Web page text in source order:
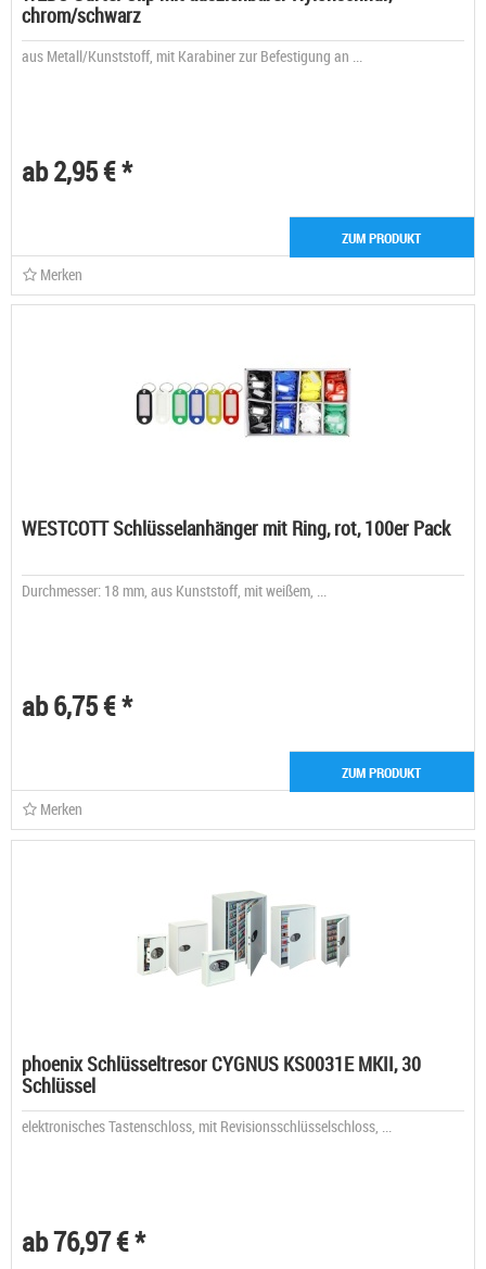
chrom/schwarz
aus Metall/Kunststoff, mit Karabiner zur Befestigung an ...
ab 2,95 € *
ZUM PRODUKT
Merken
WESTCOTT Schlüsselanhänger mit Ring, rot, 100er Pack
Durchmesser: 18 mm, aus Kunststoff, mit weißem, ...
ab 6,75 € *
ZUM PRODUKT
Merken
phoenix Schlüsseltresor CYGNUS KS0031E MKII, 30
Schlüssel
elektronisches Tastenschloss, mit Revisionsschlüsselschloss, ...
ab 76,97 € *